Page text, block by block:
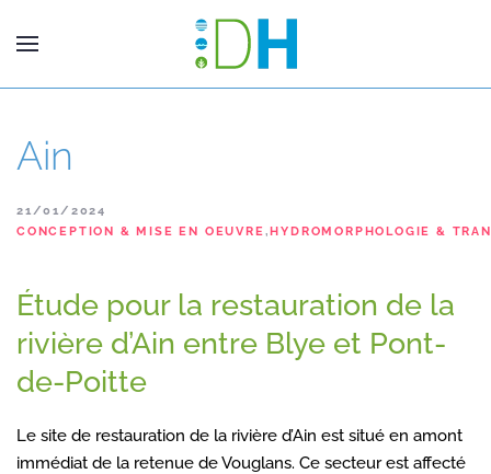
Ain
21/01/2024
CONCEPTION & MISE EN OEUVRE,HYDROMORPHOLOGIE &
Étude pour la restauration de la
rivière d’Ain entre Blye et Pont-
de-Poitte
Le site de restauration de la rivière d’Ain est situé en amont
immédiat de la retenue de Vouglans. Ce secteur est affecté